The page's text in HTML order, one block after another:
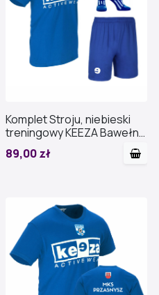
Komplet Stroju, niebieski
treningowy KEEZA Bawełna
z nadrukiem
89,00 zł